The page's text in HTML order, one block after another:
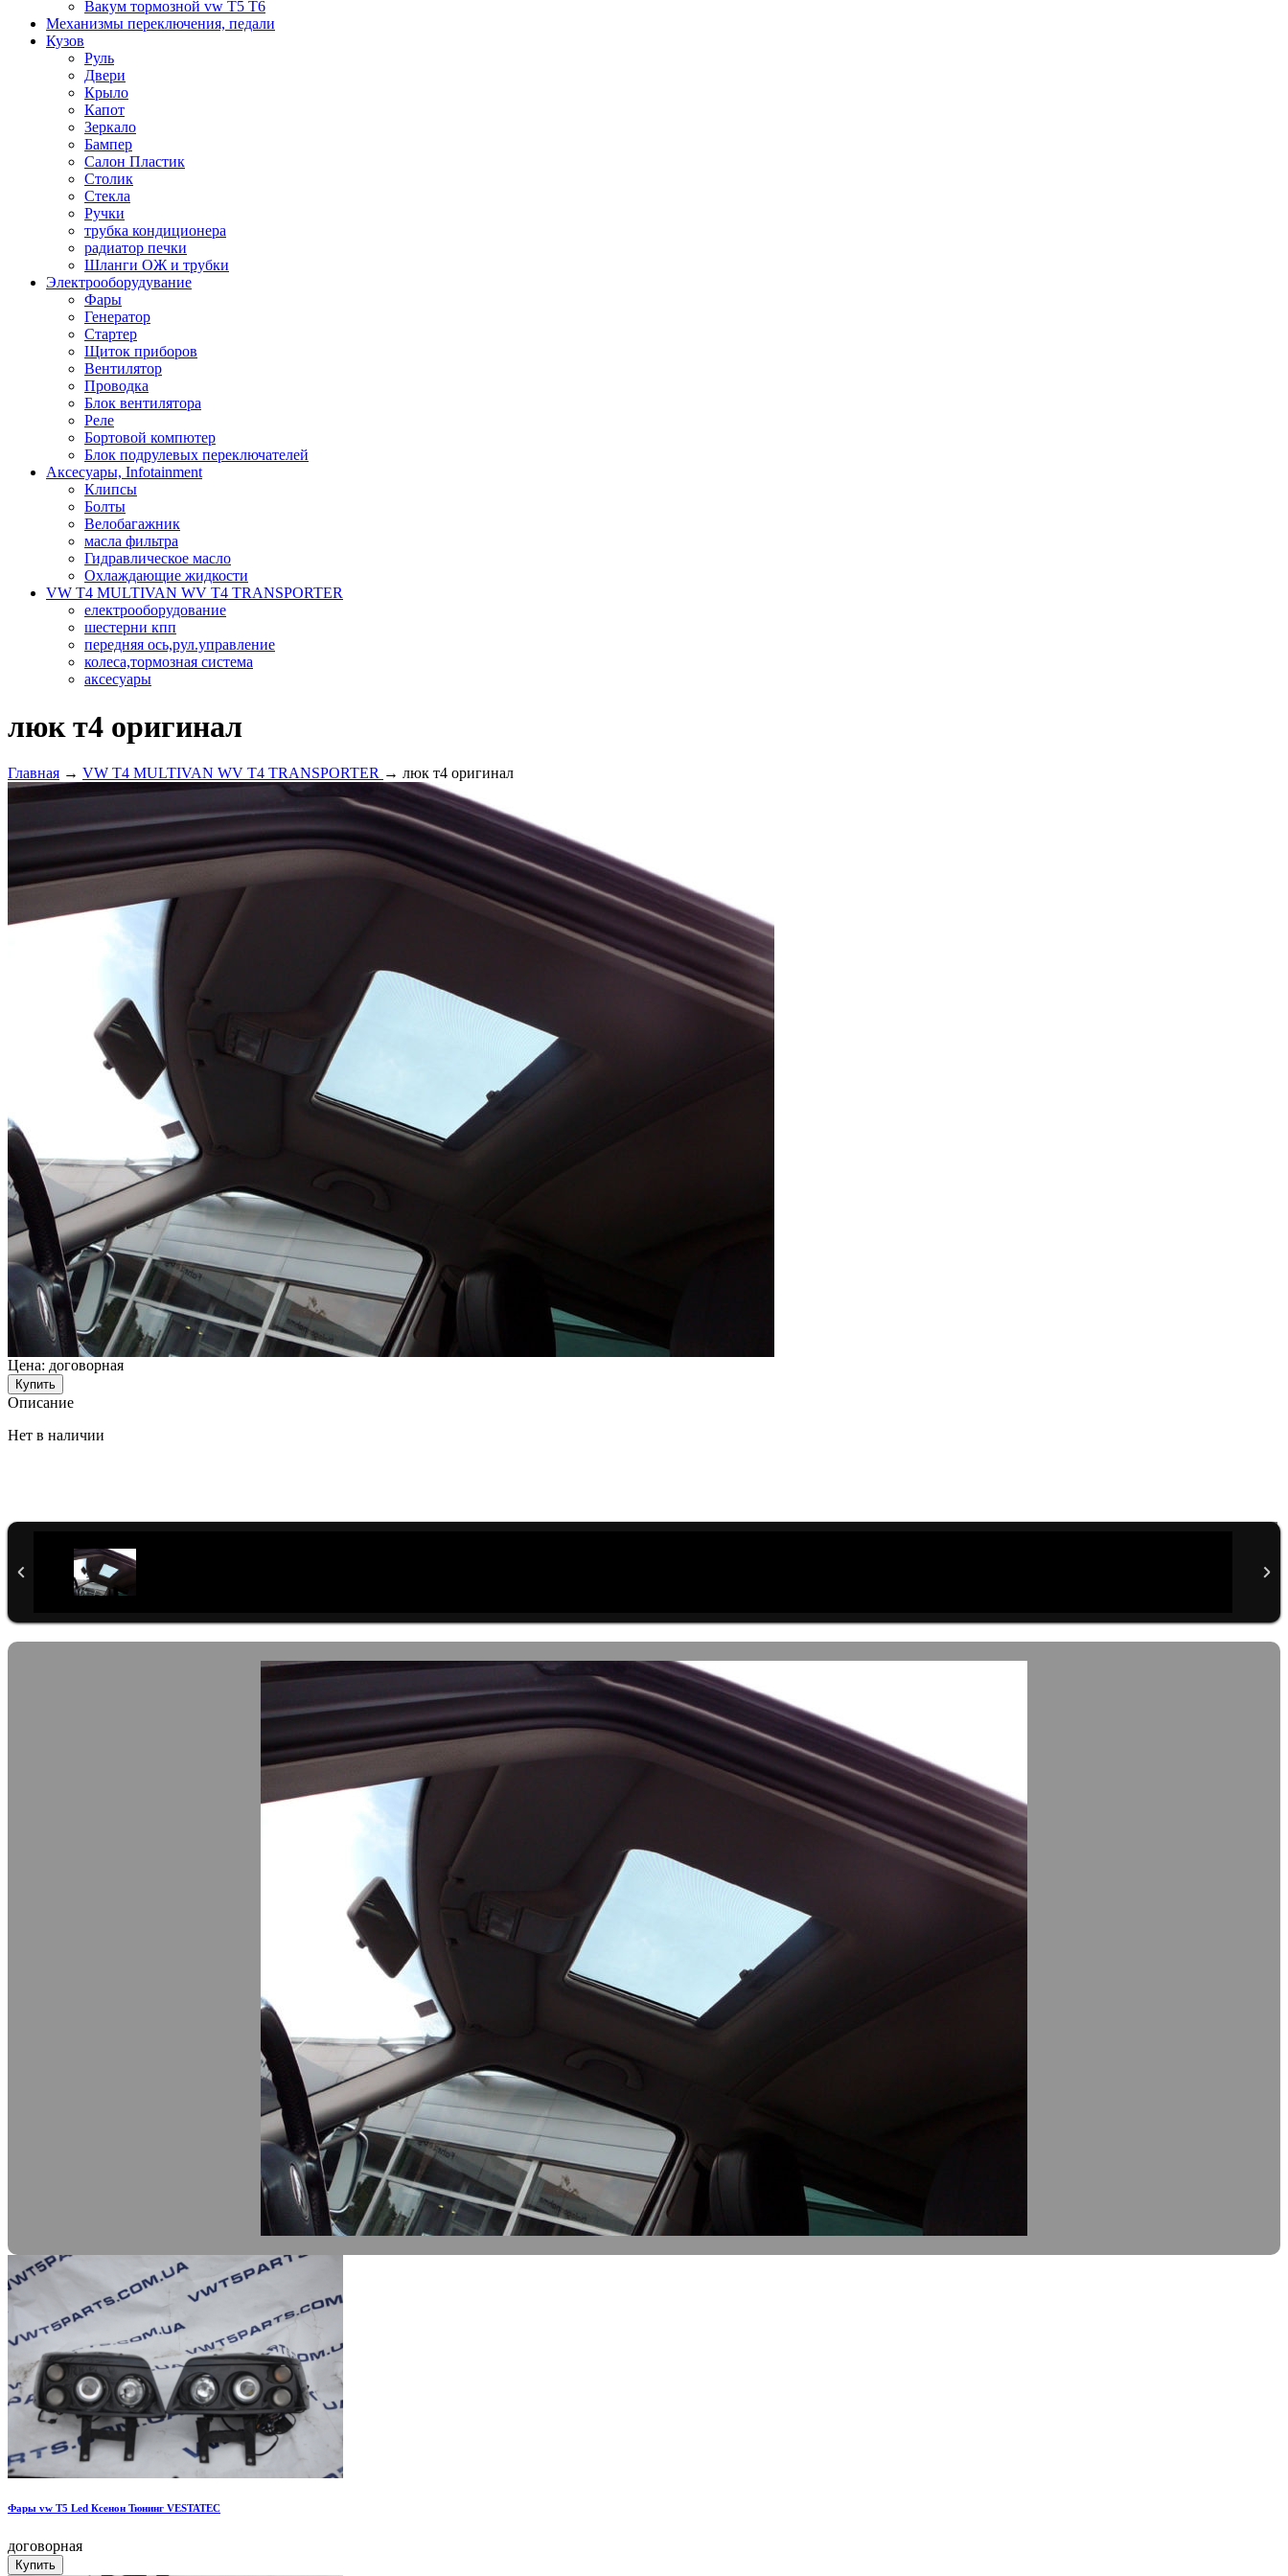
Вакум тормозной vw T5 T6
Механизмы переключения, педали
Кузов
Руль
Двери
Крыло
Капот
Зеркало
Бампер
Салон Пластик
Столик
Стекла
Ручки
трубка кондиционера
радиатор печки
Шланги ОЖ и трубки
Электрооборудувание
Фары
Генератор
Стартер
Щиток приборов
Вентилятор
Проводка
Блок вентилятора
Реле
Бортовой компютер
Блок подрулевых переключателей
Аксесуары, Infotainment
Клипсы
Болты
Велобагажник
масла фильтра
Гидравлическое масло
Охлаждающие жидкости
VW T4 MULTIVAN WV T4 TRANSPORTER
електрооборудование
шестерни кпп
передняя ось,рул.управление
колеса,тормозная система
аксесуары
люк т4 оригинал
Главная → VW T4 MULTIVAN WV T4 TRANSPORTER → люк т4 оригинал
Цена: договорная
Описание
Нет в наличии
Фары vw T5 Led Ксенон Тюнинг VESTATEC
договорная